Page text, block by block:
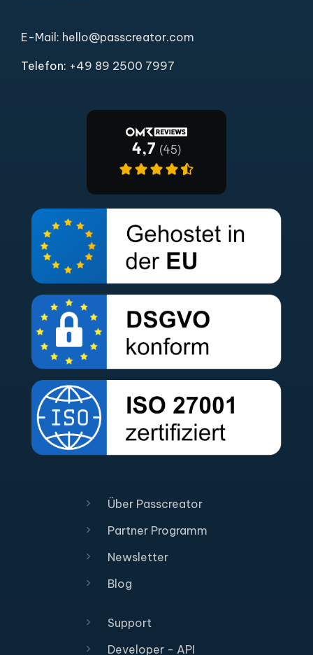
E-Mail: hello@passcreator.com
Telefon: +49 89 2500 7997
Über Passcreator
Partner Programm
Newsletter
Blog
Support
Developer - API